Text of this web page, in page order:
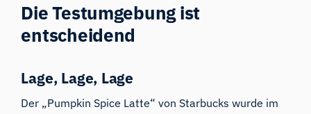
Die Testumgebung ist
entscheidend
Lage, Lage, Lage
Der „Pumpkin Spice Latte“ von Starbucks wurde im